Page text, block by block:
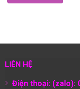
LIÊN HỆ
Điện thoại: (zalo):